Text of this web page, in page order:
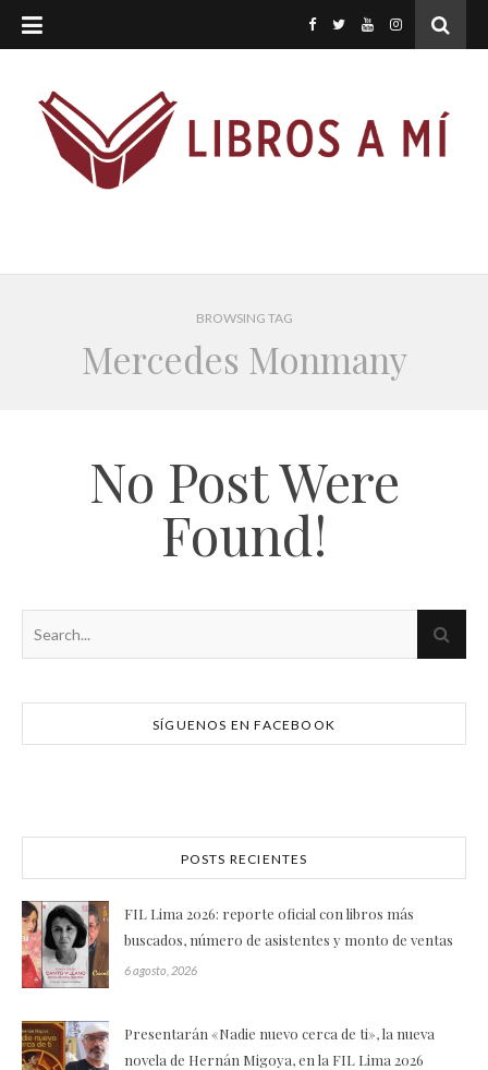
BROWSING TAG
Mercedes Monmany
No Post Were
Found!
SÍGUENOS EN FACEBOOK
POSTS RECIENTES
FIL Lima 2026: reporte oficial con libros más
buscados, número de asistentes y monto de ventas
6 agosto, 2026
Presentarán «Nadie nuevo cerca de ti», la nueva
novela de Hernán Migoya, en la FIL Lima 2026